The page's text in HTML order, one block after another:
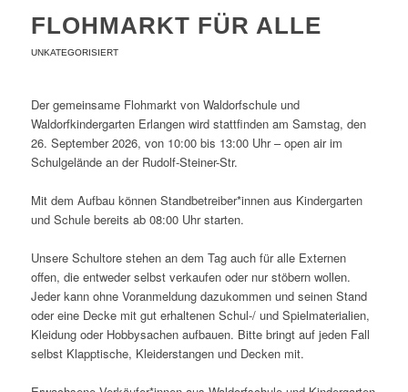
FLOHMARKT FÜR ALLE
UNKATEGORISIERT
Der gemeinsame Flohmarkt von Waldorfschule und
Waldorfkindergarten Erlangen wird stattfinden am Samstag, den
26. September 2026, von 10:00 bis 13:00 Uhr – open air im
Schulgelände an der Rudolf-Steiner-Str.
Mit dem Aufbau können Standbetreiber*innen aus Kindergarten
und Schule bereits ab 08:00 Uhr starten.
Unsere Schultore stehen an dem Tag auch für alle Externen
offen, die entweder selbst verkaufen oder nur stöbern wollen.
Jeder kann ohne Voranmeldung dazukommen und seinen Stand
oder eine Decke mit gut erhaltenen Schul-/ und Spielmaterialien,
Kleidung oder Hobbysachen aufbauen. Bitte bringt auf jeden Fall
selbst Klapptische, Kleiderstangen und Decken mit.